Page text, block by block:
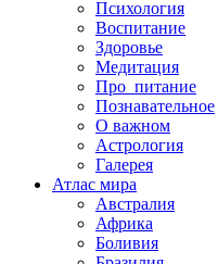
Психология
Воспитание
Здоровье
Медитация
Про_питание
Познавательное
О важном
Астрология
Галерея
Атлас мира
Австралия
Африка
Боливия